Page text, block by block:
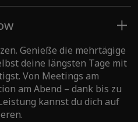
Genieße die mehrtägige
deine längsten Tage mit
Von Meetings am
am Abend – dank bis zu
kannst du dich auf